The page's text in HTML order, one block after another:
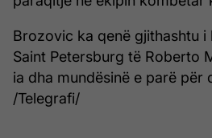
Brozovic ka qenë gjithashtu i
Saint Petersburg të Roberto
ia dha mundësinë e parë për
/Telegrafi/